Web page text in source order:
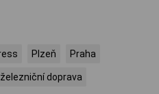
Plzeň Praha
železniční doprava